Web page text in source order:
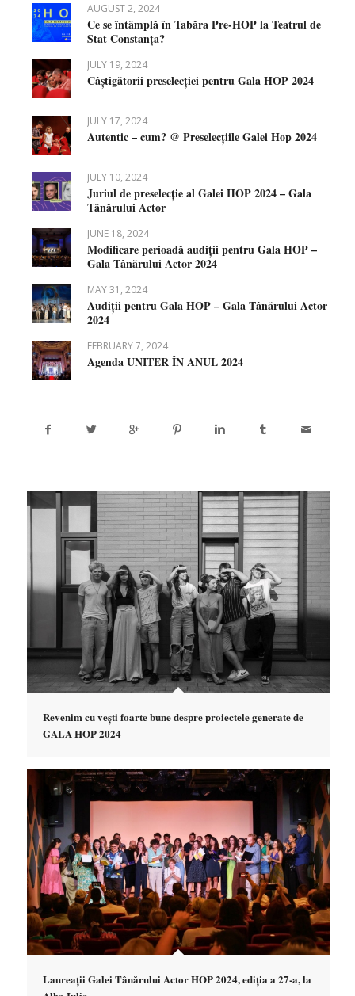
AUGUST 2, 2024
Ce se întâmplă în Tabăra Pre-HOP la Teatrul de
Stat Constanța?
JULY 19, 2024
Câștigătorii preselecției pentru Gala HOP 2024
JULY 17, 2024
Autentic – cum? @ Preselecțiile Galei Hop 2024
JULY 10, 2024
Juriul de preselecție al Galei HOP 2024 – Gala
Tânărului Actor
JUNE 18, 2024
Modificare perioadă audiții pentru Gala HOP –
Gala Tânărului Actor 2024
MAY 31, 2024
Audiții pentru Gala HOP – Gala Tânărului Actor
2024
FEBRUARY 7, 2024
Agenda UNITER ÎN ANUL 2024
Revenim cu vești foarte bune despre proiectele generate de
GALA HOP 2024
Laureații Galei Tânărului Actor HOP 2024, ediția a 27-a, la